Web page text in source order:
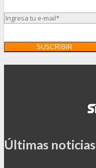
Últimas noticias